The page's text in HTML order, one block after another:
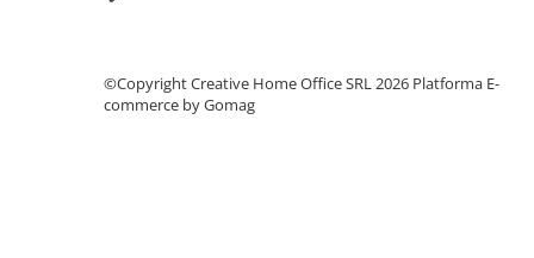
dedurizare apa
Contoare de apa - Apometre
©Copyright Creative Home Office SRL 2026 Platforma E-
commerce by Gomag